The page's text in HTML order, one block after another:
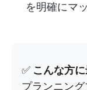
を明確にマ
✅ こんな方に
プランニン